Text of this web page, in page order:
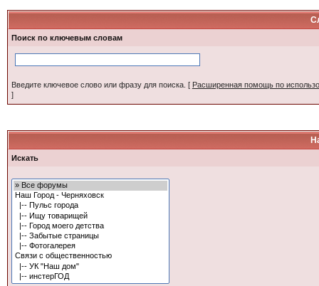
Поиск по ключевым словам
Введите ключевое слово или фразу для поиска. [ Расширенная помощь по
]
Искать